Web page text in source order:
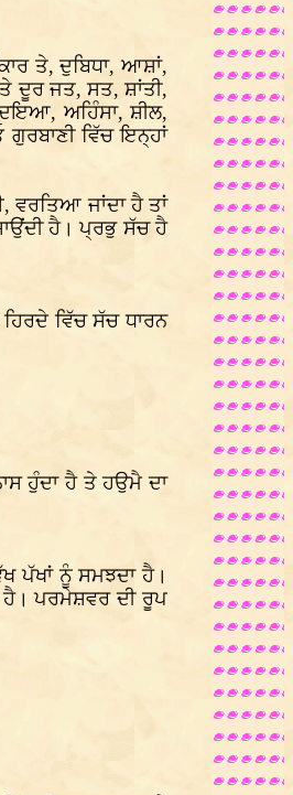
ਤੇ, ਦੁਬਿਧਾ, ਆਸ਼ਾਂ,
ਦੂਰ ਜਤ, ਸਤ, ਸ਼ਾਂਤੀ,
ਅਹਿੰਸਾ, ਸ਼ੀਲ,
ਵਿੱਚ ਇਨ੍ਹਾਂ
ਵਰਤਿਆ ਜਾਂਦਾ ਹੈ ਤਾਂ
ਹੈ। ਪ੍ਰਭੁ ਸੱਚ ਹੈ
ਵਿੱਚ ਸੱਚ ਧਾਰਨ
ਹੁੰਦਾ ਹੈ ਤੇ ਹਉਮੈ ਦਾ
ਪੱਖਾਂ ਨੂੰ ਸਮਝਦਾ ਹੈ।
ਪਰਮੇਸ਼ਵਰ ਦੀ ਰੂਪ